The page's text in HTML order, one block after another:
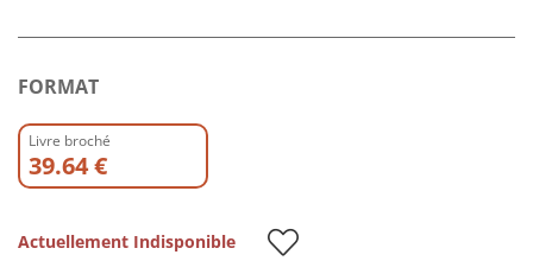
FORMAT
Livre broché
39.64 €
Actuellement Indisponible